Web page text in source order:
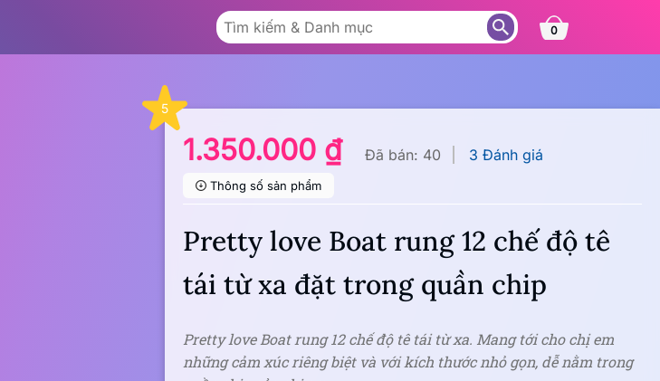
0
1.350.000 ₫ Đã bán: 40
5
3 Đánh giá
Thông số sản phẩm
Pretty love Boat rung 12 chế độ tê
tái từ xa đặt trong quần chip
Pretty love Boat rung 12 chế độ tê tái từ xa. Mang tới cho chị em
những cảm xúc riêng biệt và với kích thước nhỏ gọn, dễ nằm trong